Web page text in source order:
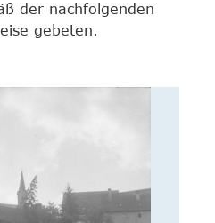
der nachfolgenden
gebeten.